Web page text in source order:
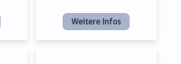
Weitere Infos